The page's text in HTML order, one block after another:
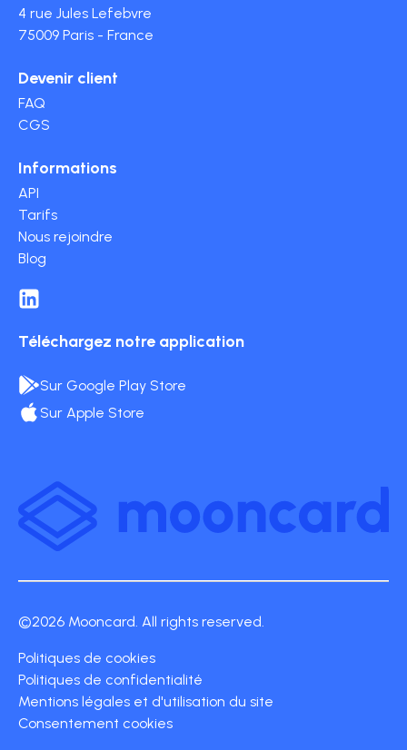
4 rue Jules Lefebvre
75009 Paris - France
Devenir client
FAQ
CGS
Informations
API
Tarifs
Nous rejoindre
Blog
Téléchargez notre application
Sur Google Play Store
Sur Apple Store
©2026 Mooncard. All rights reserved.
Politiques de cookies
Politiques de confidentialité
Mentions légales et d'utilisation du site
Consentement cookies